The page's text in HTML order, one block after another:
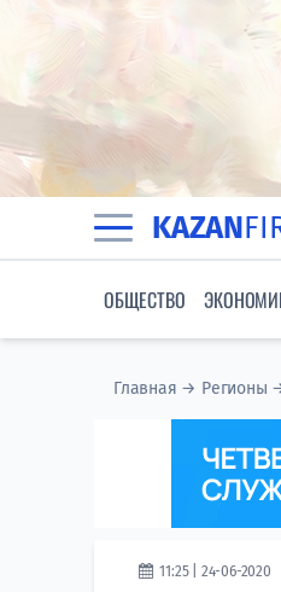
KAZAN
ОБЩЕСТВО
Главная → Регионы
11:25 | 24-06-2020